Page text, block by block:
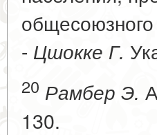
- Цшокке Г.
20 Рамбер Э.
130.